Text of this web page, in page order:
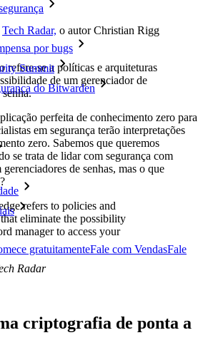
por bugs
Summit
do Bitwarden
gratuitamenteFale com VendasFale
Tech Radar, o autor Christian Rigg
refere-se a políticas e arquiteturas
de um gerenciador de
senha.
perfeita de conhecimento zero para
em segurança terão interpretações
zero. Sabemos que queremos
se trata de lidar com segurança com
de senhas, mas o que
refers to policies and
eliminate the possibility
manager to access your
Radar
criptografia de ponta a